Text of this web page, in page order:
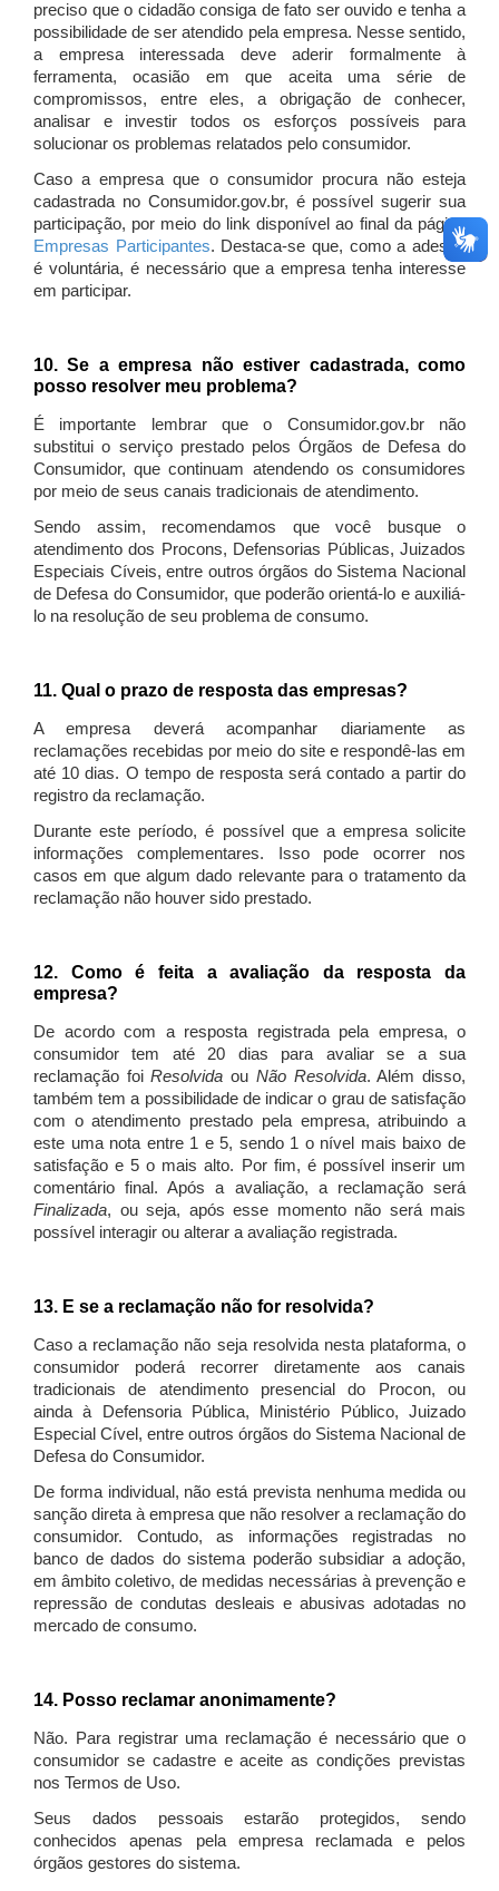
preciso que o cidadão consiga de fato ser ouvido e tenha a
possibilidade de ser atendido pela empresa. Nesse sentido,
a empresa interessada deve aderir formalmente à
ferramenta, ocasião em que aceita uma série de
compromissos, entre eles, a obrigação de conhecer,
analisar e investir todos os esforços possíveis para
solucionar os problemas relatados pelo consumidor.
Caso a empresa que o consumidor procura não esteja
cadastrada no Consumidor.gov.br, é possível sugerir sua
participação, por meio do link disponível ao final da página
Empresas Participantes. Destaca-se que, como a adesão
é voluntária, é necessário que a empresa tenha interesse
em participar.
10. Se a empresa não estiver cadastrada, como
posso resolver meu problema?
É importante lembrar que o Consumidor.gov.br não
substitui o serviço prestado pelos Órgãos de Defesa do
Consumidor, que continuam atendendo os consumidores
por meio de seus canais tradicionais de atendimento.
Sendo assim, recomendamos que você busque o
atendimento dos Procons, Defensorias Públicas, Juizados
Especiais Cíveis, entre outros órgãos do Sistema Nacional
de Defesa do Consumidor, que poderão orientá-lo e auxiliá-
lo na resolução de seu problema de consumo.
11. Qual o prazo de resposta das empresas?
A empresa deverá acompanhar diariamente as
reclamações recebidas por meio do site e respondê-las em
até 10 dias. O tempo de resposta será contado a partir do
registro da reclamação.
Durante este período, é possível que a empresa solicite
informações complementares. Isso pode ocorrer nos
casos em que algum dado relevante para o tratamento da
reclamação não houver sido prestado.
12. Como é feita a avaliação da resposta da
empresa?
De acordo com a resposta registrada pela empresa, o
consumidor tem até 20 dias para avaliar se a sua
reclamação foiResolvida ou Não Resolvida. Além disso,
também tem a possibilidade de indicar o grau de satisfação
com o atendimento prestado pela empresa, atribuindo a
este uma nota entre 1 e 5, sendo 1 o nível mais baixo de
satisfação e 5 o mais alto. Por fim, é possível inserir um
comentário final. Após a avaliação, a reclamação será
Finalizada, ou seja, após esse momento não será mais
possível interagir ou alterar a avaliação registrada.
13. E se a reclamação não for resolvida?
Caso a reclamação não seja resolvida nesta plataforma, o
consumidor poderá recorrer diretamente aos canais
tradicionais de atendimento presencial do Procon, ou
ainda à Defensoria Pública, Ministério Público, Juizado
Especial Cível, entre outros órgãos do Sistema Nacional de
Defesa do Consumidor.
De forma individual, não está prevista nenhuma medida ou
sanção direta à empresa que não resolver a reclamação do
consumidor. Contudo, as informações registradas no
banco de dados do sistema poderão subsidiar a adoção,
em âmbito coletivo, de medidas necessárias à prevenção e
repressão de condutas desleais e abusivas adotadas no
mercado de consumo.
14. Posso reclamar anonimamente?
Não. Para registrar uma reclamação é necessário que o
consumidor se cadastre e aceite as condições previstas
nos Termos de Uso.
Seus dados pessoais estarão protegidos, sendo
conhecidos apenas pela empresa reclamada e pelos
órgãos gestores do sistema.